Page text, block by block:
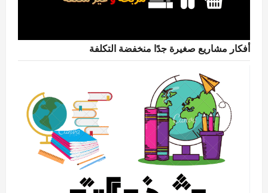
أفكار مشاريع صغيرة جدًا منخفضة التكلفة